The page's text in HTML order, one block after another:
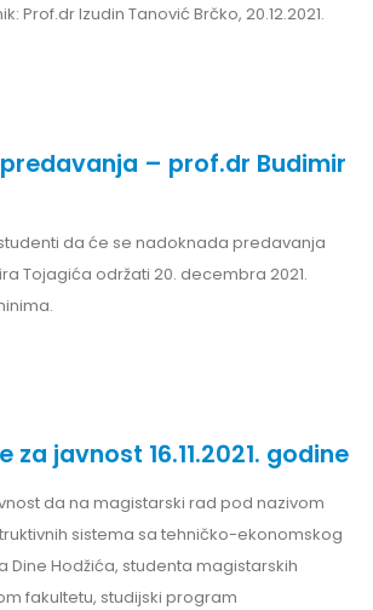
Prof.dr Izudin Tanović Brčko, 20.12.2021.
– prof.dr Budimir
da će se nadoknada predavanja
Tojagića održati 20. decembra 2021.
za javnost 16.11.2021. godine
da na magistarski rad pod nazivom
sistema sa tehničko-ekonomskog
Dine Hodžića, studenta magistarskih
fakultetu, studijski program